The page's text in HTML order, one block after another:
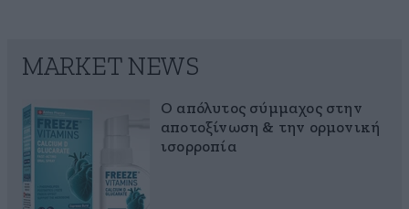
MARKET NEWS
Ο απόλυτος σύμμαχος στην
αποτοξίνωση & την ορμονική
ισορροπία